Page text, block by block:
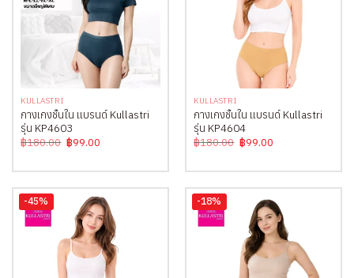
KULLASTRI
กางเกงชั้นใน แบรนด์ Kullastri
รุ่น KP4603
฿180.00 Original
price
฿180.00.
฿99.00
฿99.00.
KULLASTRI
กางเกงชั้นใน แบรนด์ Kullastri
รุ่น KP4604
฿180.00 Original
price
฿180.00.
฿99.00
฿99.00.
-45% -18%